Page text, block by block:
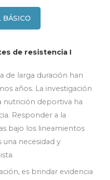
BÁSICO
de resistencia I
de larga duración han
años. La investigación
nutrición deportiva ha
Responder a la
bajo los lineamientos
una necesidad y
es brindar evidencia